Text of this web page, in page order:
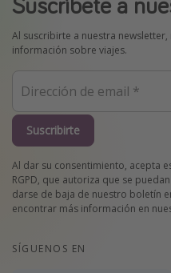
Al suscribirte a nuestra
información sobre viajes.
Suscribirte
Al dar su consentimiento, acepta
RGPD, que autoriza que se
darse de baja de nuestro boletín
encontrar más información en
SÍGUENOS EN